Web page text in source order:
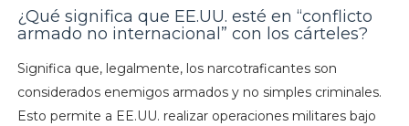
¿Qué significa que EE.UU. esté en “conflicto
armado no internacional” con los cárteles?
Significa que, legalmente, los narcotraficantes son
considerados enemigos armados y no simples criminales.
Esto permite a EE.UU. realizar operaciones militares bajo